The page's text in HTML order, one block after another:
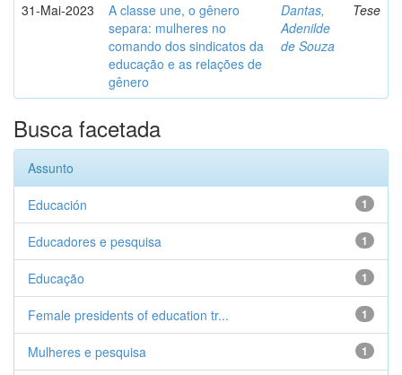
31-Mai-2023
A classe une, o gênero
separa: mulheres no
comando dos sindicatos da
educação e as relações de
gênero
Dantas,
Adenilde
de Souza
Tese
Busca facetada
Assunto
1
Educación
1
Educadores e pesquisa
1
Educação
1
Female presidents of education tr...
1
Mulheres e pesquisa